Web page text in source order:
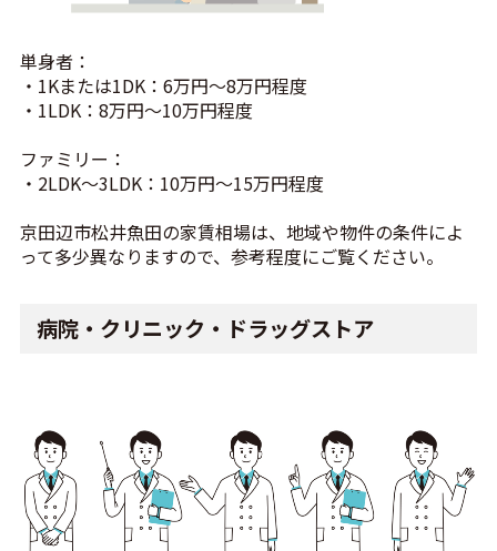
単身者：
・1Kまたは1DK：6万円〜8万円程度
・1LDK：8万円〜10万円程度
ファミリー：
・2LDK〜3LDK：10万円〜15万円程度
京田辺市松井魚田の家賃相場は、地域や物件の条件によ
って多少異なりますので、参考程度にご覧ください。
病院・クリニック・ドラッグストア